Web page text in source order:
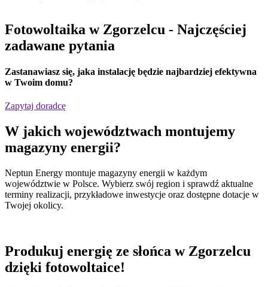
Fotowoltaika w Zgorzelcu - Najczęściej
zadawane pytania
Zastanawiasz się, jaka instalację będzie najbardziej efektywna
w Twoim domu?
Zapytaj doradcę
W jakich województwach montujemy
magazyny energii?
Neptun Energy montuje magazyny energii w każdym
województwie w Polsce. Wybierz swój region i sprawdź aktualne
terminy realizacji, przykładowe inwestycje oraz dostępne dotacje w
Twojej okolicy.
Produkuj energię ze słońca w Zgorzelcu
dzięki fotowoltaice!